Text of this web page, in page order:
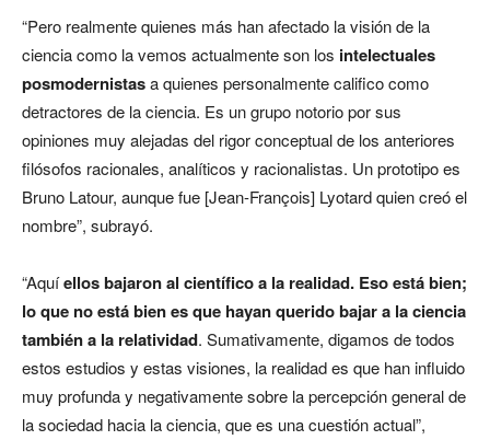
“Pero realmente quienes más han afectado la visión de la
ciencia como la vemos actualmente son los intelectuales
posmodernistasa quienes personalmente califico como
detractores de la ciencia. Es un grupo notorio por sus
opiniones muy alejadas del rigor conceptual de los anteriores
filósofos racionales, analíticos y racionalistas. Un prototipo es
Bruno Latour, aunque fue [Jean-François] Lyotard quien creó el
nombre”, subrayó.
“Aquíellos bajaron al científico a la realidad. Eso está bien;
lo que no está bien es que hayan querido bajar a la ciencia
también a la relatividad. Sumativamente, digamos de todos
estos estudios y estas visiones, la realidad es que han influido
muy profunda y negativamente sobre la percepción general de
la sociedad hacia la ciencia, que es una cuestión actual”,